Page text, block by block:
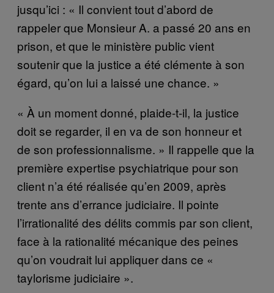
jusqu’ici : « Il convient tout d’abord de
rappeler que Monsieur A. a passé 20 ans en
prison, et que le ministère public vient
soutenir que la justice a été clémente à son
égard, qu’on lui a laissé une chance. »
« À un moment donné, plaide-t-il, la justice
doit se regarder, il en va de son honneur et
de son professionnalisme. » Il rappelle que la
première expertise psychiatrique pour son
client n’a été réalisée qu’en 2009, après
trente ans d’errance judiciaire. Il pointe
l’irrationalité des délits commis par son client,
face à la rationalité mécanique des peines
qu’on voudrait lui appliquer dans ce «
taylorisme judiciaire ».